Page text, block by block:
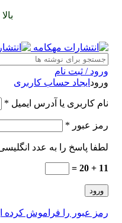
بالا 100 هزار تومان
ورود / ثبت نام
ورود ایجاد حساب کاربری
نام کاربری یا آدرس ایمیل *
رمز عبور *
لطفا پاسخ را به عدد
11 + 20 =
ورود
رمز عبور را فراموش کرده